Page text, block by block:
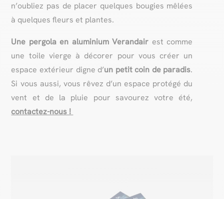
n’oubliez pas de placer quelques bougies mêlées
à quelques fleurs et plantes.
Une pergola en aluminium Verandair est comme
une toile vierge à décorer pour vous créer un
espace extérieur digne d’un petit coin de paradis.
Si vous aussi, vous rêvez d’un espace protégé du
vent et de la pluie pour savourez votre été,
contactez-nous !